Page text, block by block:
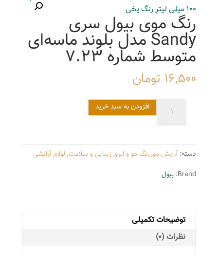
رنگ موی بیول سری
Sandy مدل بلوند ماسه‌ای
متوسط شماره 7.23
16,500 تومان
سری
Sandy
مدل
متوسط
شماره
7.23
عدد
افزودن به سبد خرید
دسته:آرایش مو,رنگ مو و ابرو,زیبایی و سلامت,لوازم آرایشی
Brand: بیول
توضیحات تکمیلی
نظرات (0)